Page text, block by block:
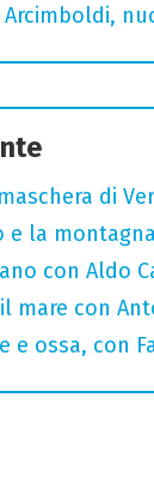
di
e la
con Aldo
mare con
e ossa, con